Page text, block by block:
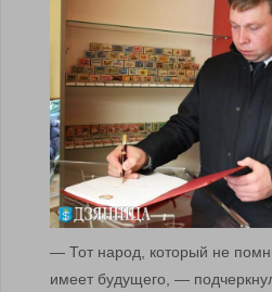
— Тот народ, который не
имеет будущего, —